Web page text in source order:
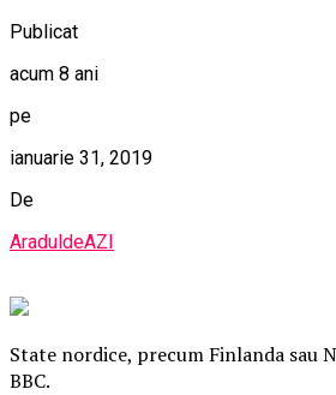
Publicat
acum 8 ani
pe
ianuarie 31, 2019
De
AraduldeAZI
State nordice, precum Finlanda sau
BBC.